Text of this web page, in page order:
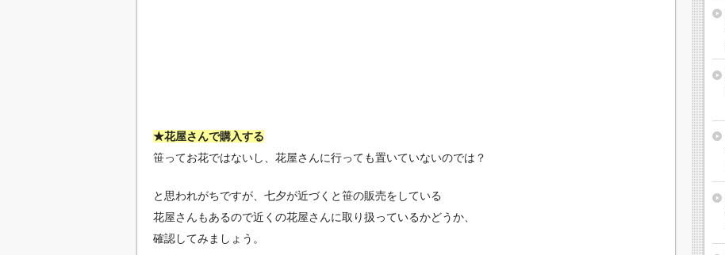
★花屋さんで購入する
笹ってお花ではないし、花屋さんに行っても置いていないのでは？
と思われがちですが、七夕が近づくと笹の販売をしている
花屋さんもあるので近くの花屋さんに取り扱っているかどうか、
確認してみましょう。